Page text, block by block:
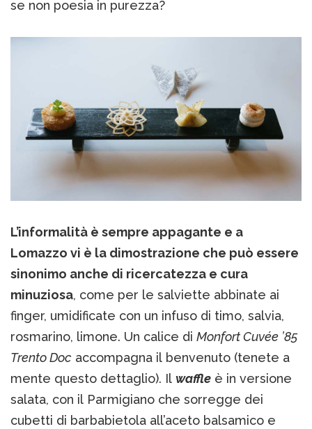
se non poesia in purezza?
L’informalità è sempre appagante e a
Lomazzo vi è la dimostrazione che può essere
sinonimo anche di ricercatezza e cura
minuziosa, come per le salviette abbinate ai
finger, umidificate con un infuso di timo, salvia,
rosmarino, limone. Un calice di Monfort Cuvée ’85
Trento Doc accompagna il benvenuto (tenete a
mente questo dettaglio). Il waffle è in versione
salata, con il Parmigiano che sorregge dei
cubetti di barbabietola all’aceto balsamico e